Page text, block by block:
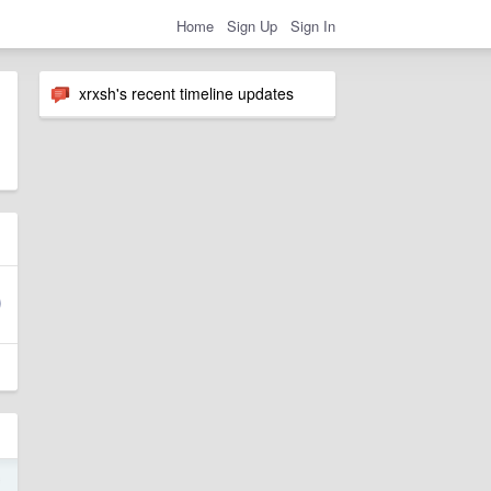
Home Sign Up Sign In
xrxsh's recent timeline updates